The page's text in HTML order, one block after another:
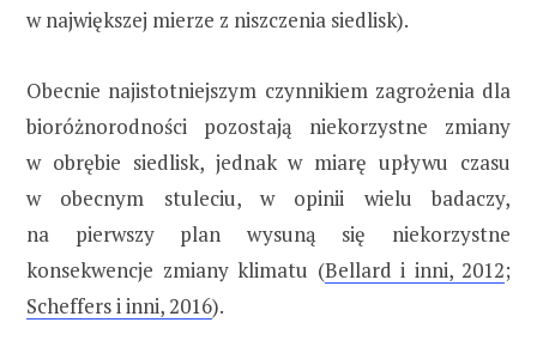
w największej mierze z niszczenia siedlisk).
Obecnie najistotniejszym czynnikiem zagrożenia dla
bioróżnorodności pozostają niekorzystne zmiany
w obrębie siedlisk, jednak w miarę upływu czasu
w obecnym stuleciu, w opinii wielu badaczy,
na pierwszy plan wysuną się niekorzystne
konsekwencje zmiany klimatu (Bellard i inni, 2012;
Scheffers i inni, 2016).